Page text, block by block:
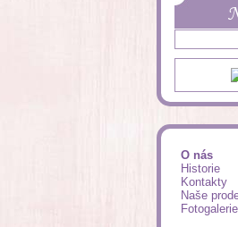
O nás
Historie
Kontakty
Naše
Fotogalerie